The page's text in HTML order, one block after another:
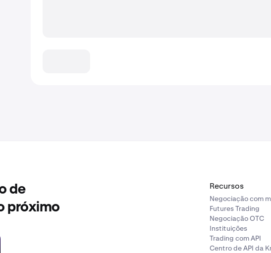
de
próximo
Recursos
Negociação com
Futures Trading
Negociação OTC
Instituições
Trading com API
Centro de API da